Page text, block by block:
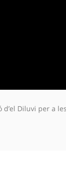
Diluvi per a